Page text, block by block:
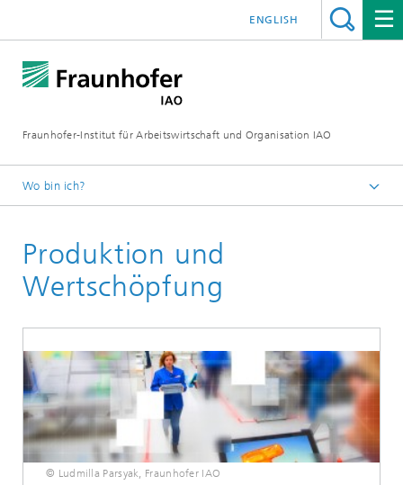
Fraunhofer-Institut für Arbeitswirtschaft und Organisation IAO
ENGLISH
Wo bin ich?
Presseservice
Themen
Produktion und
Wertschöpfung
© Ludmilla Parsyak, Fraunhofer IAO